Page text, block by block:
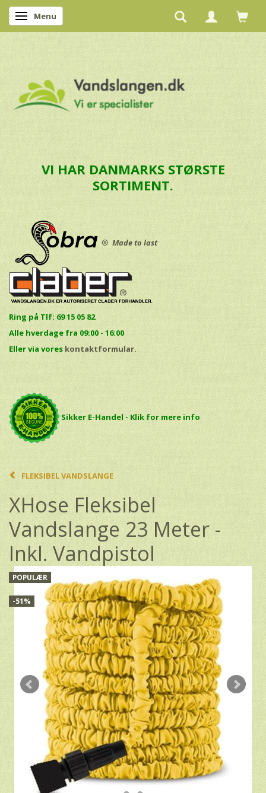
Skifte navigation
Menu
VI HAR DANMARKS STØRSTE
SORTIMENT.
® Made to last
Ring på Tlf: 69 15 05 82
Alle hverdage fra 09:00 - 16:00
Eller via vores kontaktformular.
Sikker E-Handel - Klik for mere info
FLEKSIBEL VANDSLANGE
XHose Fleksibel
Vandslange 23 Meter -
Inkl. Vandpistol
POPULÆR
-51%